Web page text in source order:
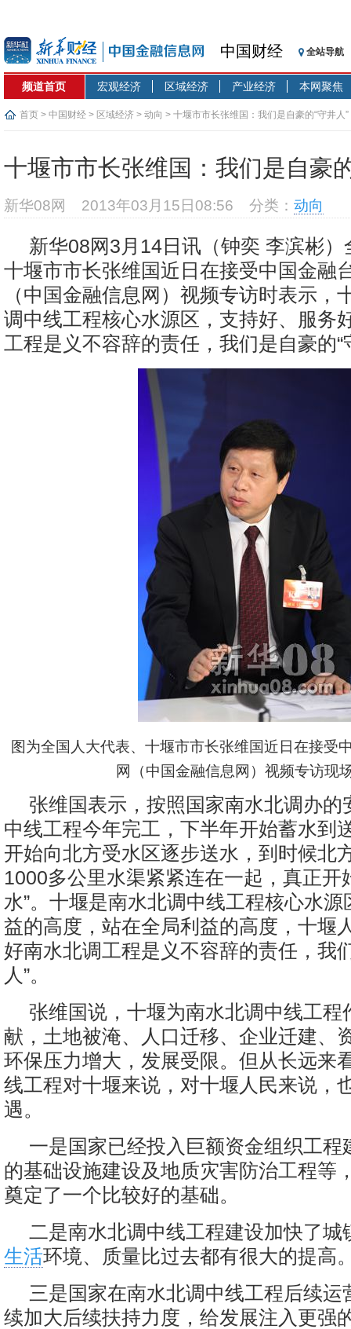
中国财经 全站导航
频道首页 宏观经济 区域经济 产业经济 本网聚焦
首页 > 中国财经 > 区域经济 > 动向 > 十堰市市长张维国：我们是自豪的“守井人”
十堰市市长张维国：我们是自豪
新华08网 2013年03月15日08:56 分类： 动向
新华08网3月14日讯（钟奕 李滨彬
十堰市市长张维国近日在接受中国金融
（中国金融信息网）视频专访时表示，
调中线工程核心水源区，支持好、服务
工程是义不容辞的责任，我们是自豪的“
图为全国人大代表、十堰市市长张维国近日在接受
网（中国金融信息网）视频专访现
张维国表示，按照国家南水北调办的
中线工程今年完工，下半年开始蓄水到
开始向北方受水区逐步送水，到时候北
1000多公里水渠紧紧连在一起，真正开
水”。十堰是南水北调中线工程核心水
益的高度，站在全局利益的高度，十堰
好南水北调工程是义不容辞的责任，我
人”。
张维国说，十堰为南水北调中线工程
献，土地被淹、人口迁移、企业迁建、
环保压力增大，发展受限。但从长远来
线工程对十堰来说，对十堰人民来说，
遇。
一是国家已经投入巨额资金组织工程
的基础设施建设及地质灾害防治工程等
奠定了一个比较好的基础。
二是南水北调中线工程建设加快了城
生活环境、质量比过去都有很大的提高
三是国家在南水北调中线工程后续运
续加大后续扶持力度，给发展注入更强